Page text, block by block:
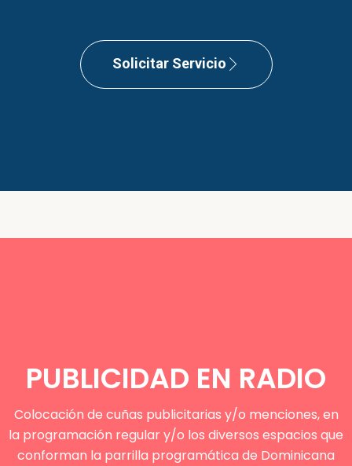
Solicitar Servicio
PUBLICIDAD EN RADIO
Colocación de cuñas publicitarias y/o menciones, en
la programación regular y/o los diversos espacios que
conforman la parrilla programática de Dominicana